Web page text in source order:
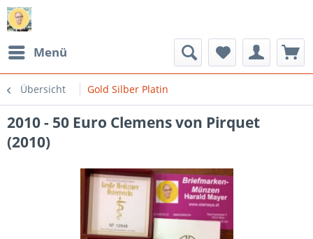
Menü
Übersicht Gold Silber Platin
2010 - 50 Euro Clemens von Pirquet
(2010)